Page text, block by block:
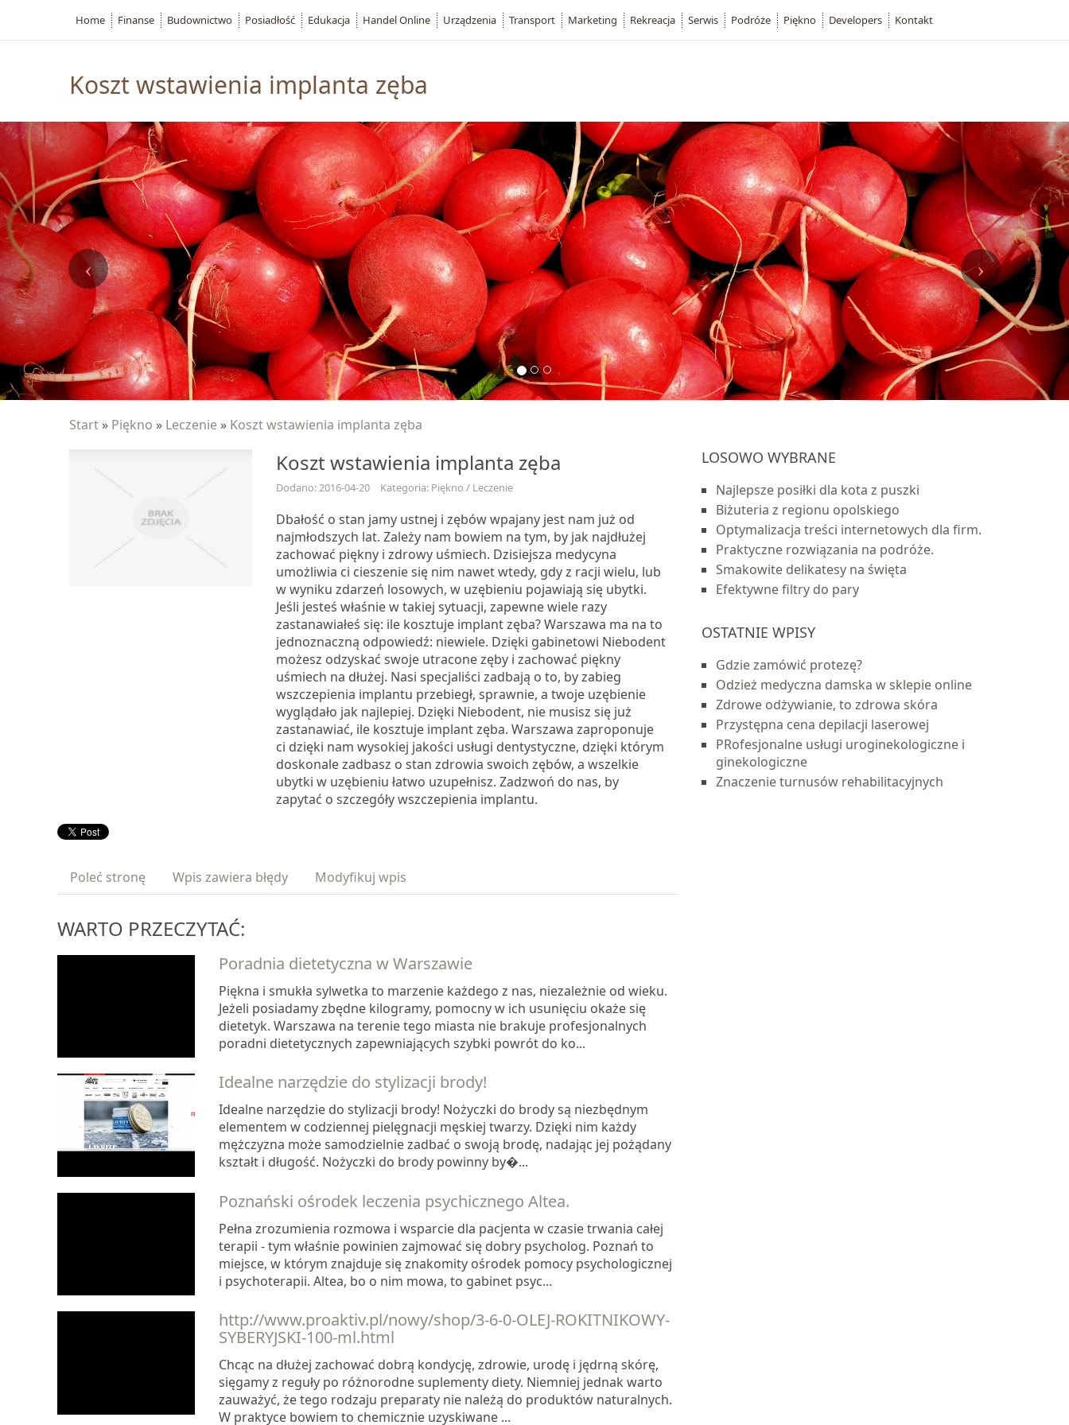
Koszt wstawienia implanta zęba
Start » Piękno » Leczenie » Koszt wstawienia implanta zęba
Koszt wstawienia implanta zęba
Dodano: 2016-04-20 Kategoria: Piękno / Leczenie
Dbałość o stan jamy ustnej i zębów wpajany jest nam już od
najmłodszych lat. Zależy nam bowiem na tym, by jak najdłużej
zachować piękny i zdrowy uśmiech. Dzisiejsza medycyna
umożliwia ci cieszenie się nim nawet wtedy, gdy z racji wielu, lub
w wyniku zdarzeń losowych, w uzębieniu pojawiają się ubytki.
Jeśli jesteś właśnie w takiej sytuacji, zapewne wiele razy
zastanawiałeś się: ile kosztuje implant zęba? Warszawa ma na to
jednoznaczną odpowiedź: niewiele. Dzięki gabinetowi Niebodent
możesz odzyskać swoje utracone zęby i zachować piękny
uśmiech na dłużej. Nasi specjaliści zadbają o to, by zabieg
wszczepienia implantu przebiegł, sprawnie, a twoje uzębienie
wyglądało jak najlepiej. Dzięki Niebodent, nie musisz się już
zastanawiać, ile kosztuje implant zęba. Warszawa zaproponuje
ci dzięki nam wysokiej jakości usługi dentystyczne, dzięki którym
doskonale zadbasz o stan zdrowia swoich zębów, a wszelkie
ubytki w uzębieniu łatwo uzupełnisz. Zadzwoń do nas, by
zapytać o szczegóły wszczepienia implantu.
Poleć stronę Wpis zawiera błędy Modyfikuj wpis
WARTO PRZECZYTAĆ:
Poradnia dietetyczna w Warszawie
Piękna i smukła sylwetka to marzenie każdego z nas, niezależnie od wieku.
Jeżeli posiadamy zbędne kilogramy, pomocny w ich usunięciu okaże się
dietetyk. Warszawa na terenie tego miasta nie brakuje profesjonalnych
poradni dietetycznych zapewniających szybki powrót do ko...
Idealne narzędzie do stylizacji brody!
Idealne narzędzie do stylizacji brody! Nożyczki do brody są niezbędnym
elementem w codziennej pielęgnacji męskiej twarzy. Dzięki nim każdy
mężczyzna może samodzielnie zadbać o swoją brodę, nadając jej pożądany
kształt i długość. Nożyczki do brody powinny by�...
Poznański ośrodek leczenia psychicznego Altea.
Pełna zrozumienia rozmowa i wsparcie dla pacjenta w czasie trwania całej
terapii - tym właśnie powinien zajmować się dobry psycholog. Poznań to
miejsce, w którym znajduje się znakomity ośrodek pomocy psychologicznej
i psychoterapii. Altea, bo o nim mowa, to gabinet psyc...
http://www.proaktiv.pl/nowy/shop/3-6-0-OLEJ-ROKITNIKOWY-
SYBERYJSKI-100-ml.html
Chcąc na dłużej zachować dobrą kondycję, zdrowie, urodę i jędrną skórę,
sięgamy z reguły po różnorodne suplementy diety. Niemniej jednak warto
zauważyć, że tego rodzaju preparaty nie należą do produktów naturalnych.
W praktyce bowiem to chemicznie uzyskiwane ...
LOSOWO WYBRANE
Najlepsze posiłki dla kota z puszki
Biżuteria z regionu opolskiego
Optymalizacja treści internetowych dla firm.
Praktyczne rozwiązania na podróże.
Smakowite delikatesy na święta
Efektywne filtry do pary
OSTATNIE WPISY
Gdzie zamówić protezę?
Odzież medyczna damska w sklepie online
Zdrowe odżywianie, to zdrowa skóra
Przystępna cena depilacji laserowej
PRofesjonalne usługi uroginekologiczne i
ginekologiczne
Znaczenie turnusów rehabilitacyjnych
Home Finanse Budownictwo Posiadłość Edukacja Handel Online Urządzenia Transport Marketing Rekreacja Serwis Podróże Piękno Developers Kontakt